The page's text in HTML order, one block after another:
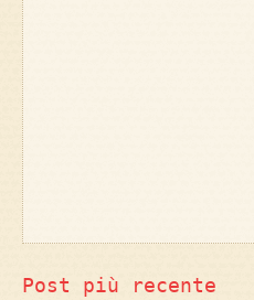
Post più recente